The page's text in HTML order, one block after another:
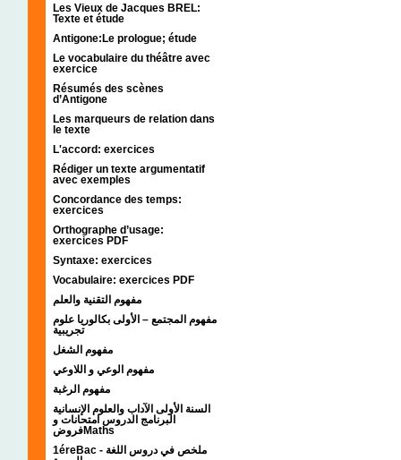
Les Vieux de Jacques BREL:
Texte et étude
Antigone:Le prologue; étude
Le vocabulaire du théâtre avec
exercice
Résumés des scènes
d’Antigone
Les marqueurs de relation dans
le texte
L'accord: exercices
Rédiger un texte argumentatif
avec exemples
Concordance des temps:
exercices
Orthographe d’usage:
exercices PDF
Syntaxe: exercices
Vocabulaire: exercices PDF
مفهوم التقنية والعلم
مفهوم المجتمع – الأولى بكالوريا علوم
تجريبية
مفهوم الشغل
مفهوم الوعي و اللاوعي
مفهوم الرغبة
السنة الأولى الآداب والعلوم الإنسانية
البرنامج الدروس امتحانات و
فروضMaths
1éreBac - ملخص في دروس اللغة